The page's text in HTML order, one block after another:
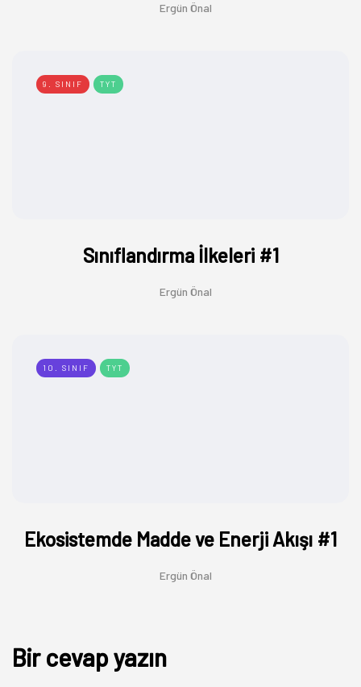
Ergün Önal
9. SINIF TYT
Sınıflandırma İlkeleri #1
Ergün Önal
10. SINIF TYT
Ekosistemde Madde ve Enerji Akışı #1
Ergün Önal
Bir cevap yazın